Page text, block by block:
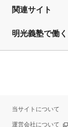
関連サイト
明光義塾で働く
当サイトについて
運営会社について